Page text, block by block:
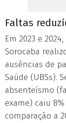
Faltas
Em 2023 e
Sorocaba
ausências de
Saúde (UBSs).
absenteísmo
exame) caiu
comparação a